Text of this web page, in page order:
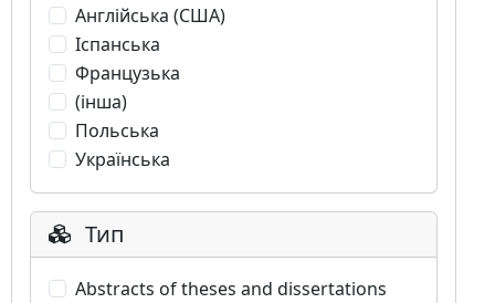
Англійська (США)
Іспанська
Французька
(інша)
Польська
Українська
Тип
Abstracts of theses and dissertations